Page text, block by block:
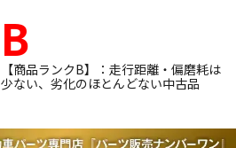
B
【商品ランクB】：走行距離・偏磨耗は
少ない、劣化のほとんどない中古品